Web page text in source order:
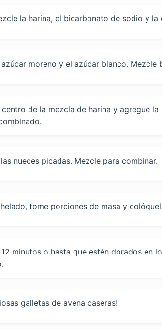
la harina, el bicarbonato de sodio y la
moreno y el azúcar blanco. Mezcle
centro de la mezcla de harina y agregue
nueces picadas. Mezcle para combinar.
tome porciones de masa y
minutos o hasta que estén dorados en
galletas de avena caseras!